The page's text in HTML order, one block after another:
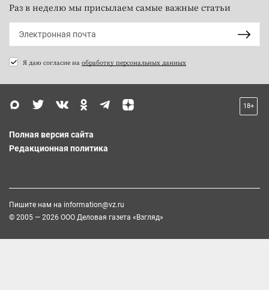
Раз в неделю мы присылаем самые важные статьи
Я даю согласие на обработку персональных данных
18+
Полная версия сайта
Редакционная политика
Пишите нам на information@vz.ru
© 2005 — 2026 ООО Деловая газета «Взгляд»